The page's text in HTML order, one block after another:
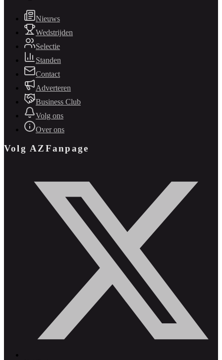
Nieuws
Wedstrijden
Selectie
Standen
Contact
Adverteren
Business Club
Volg ons
Over ons
Volg AZFanpage